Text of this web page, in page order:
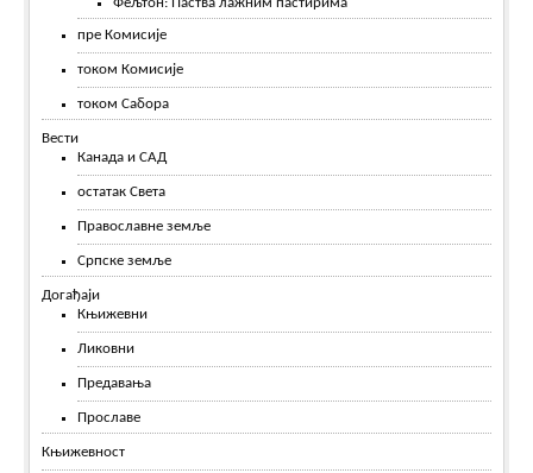
пре Комисије
током Комисије
током Сабора
Вести
Канада и САД
остатак Света
Православне земље
Српске земље
Догађаји
Књижевни
Ликовни
Предавања
Прославе
Књижевност